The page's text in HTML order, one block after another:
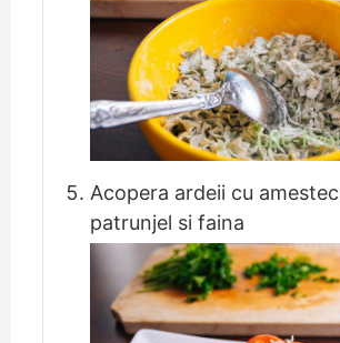
Acopera ardeii cu
patrunjel si faina